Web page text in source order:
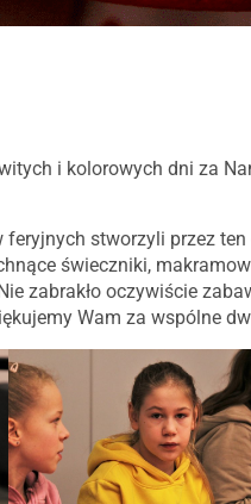
stworzyli przez
świeczniki,
zabrakło oczywiście
Wam za wspólne